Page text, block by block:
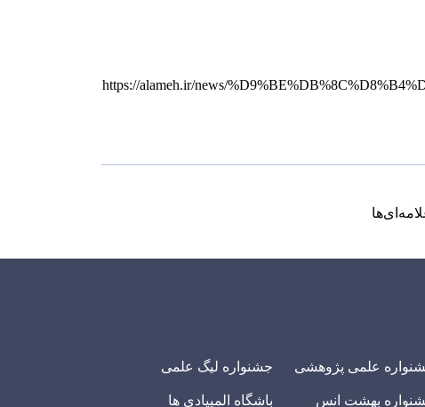
https://alameh.ir/news/
علمی پژوهشی
بهشت انس
جشنواره لیگ علمی
باشگاه المپیادی ها